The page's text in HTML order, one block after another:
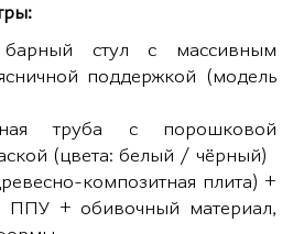
стул с массивным
поддержкой (модель
труба с порошковой
(цвета: белый / чёрный)
композитная плита) +
ППУ + обивочный материал,